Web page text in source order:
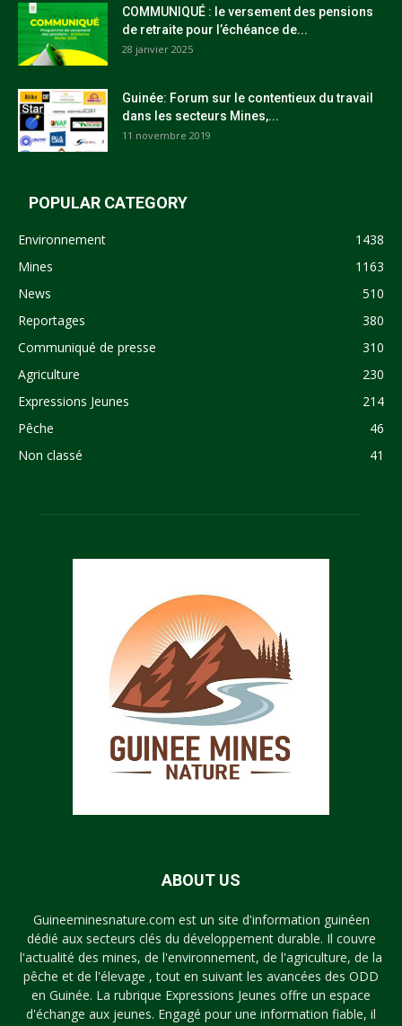
COMMUNIQUÉ : le versement des pensions
de retraite pour l’échéance de...
28 janvier 2025
Guinée: Forum sur le contentieux du travail
dans les secteurs Mines,...
11 novembre 2019
POPULAR CATEGORY
Environnement
1438
Mines
1163
News
510
Reportages
380
Communiqué de presse
310
Agriculture
230
Expressions Jeunes
214
Pêche
46
Non classé
41
ABOUT US
Guineeminesnature.com est un site d'information guinéen
dédié aux secteurs clés du développement durable. Il couvre
l'actualité des mines, de l'environnement, de l'agriculture, de la
pêche et de l'élevage , tout en suivant les avancées des ODD
en Guinée. La rubrique Expressions Jeunes offre un espace
d'échange aux jeunes. Engagé pour une information fiable, il